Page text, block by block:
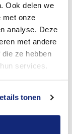
Ook delen we
met onze
analyse. Deze
met andere
ze hebben
services.
tonen